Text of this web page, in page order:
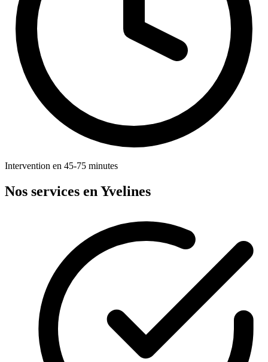
Intervention en 45-75 minutes
Nos services en Yvelines